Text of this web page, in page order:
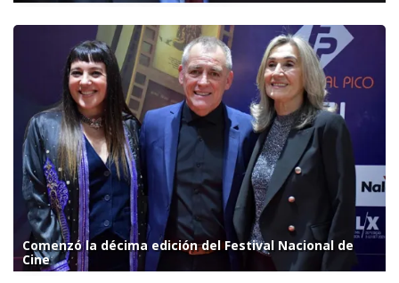
Comenzó la décima edición del Festival Nacional de
Cine